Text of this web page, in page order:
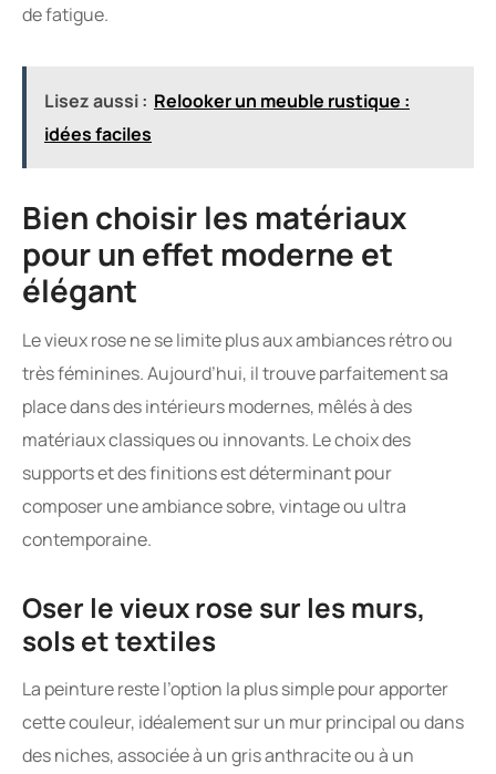
de fatigue.
Lisez aussi : Relooker un meuble rustique :
idées faciles
Bien choisir les matériaux
pour un effet moderne et
élégant
Le vieux rose ne se limite plus aux ambiances rétro ou
très féminines. Aujourd’hui, il trouve parfaitement sa
place dans des intérieurs modernes, mêlés à des
matériaux classiques ou innovants. Le choix des
supports et des finitions est déterminant pour
composer une ambiance sobre, vintage ou ultra
contemporaine.
Oser le vieux rose sur les murs,
sols et textiles
La peinture reste l’option la plus simple pour apporter
cette couleur, idéalement sur un mur principal ou dans
des niches, associée à un gris anthracite ou à un